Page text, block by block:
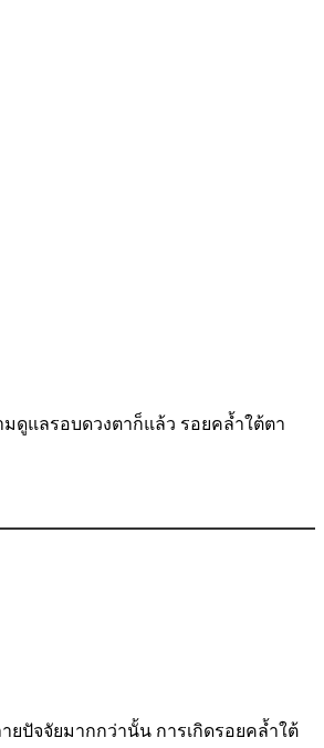
ลรอบดวงตาก็แล้ว รอยคล้ำใต้ตา
ยปัจจัยมากกว่านั้น การเกิดรอยคล้ำใต้